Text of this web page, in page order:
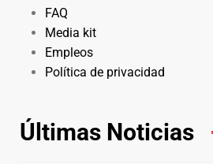
FAQ
Media kit
Empleos
Política de privacidad
Últimas Noticias